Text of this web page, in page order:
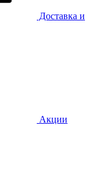
Доставка и
Акции